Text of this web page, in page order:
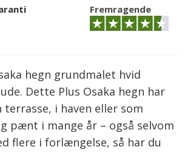
Fremragende
hegn grundmalet hvid
Dette Plus Osaka hegn har
i haven eller som
pænt i mange år – også selvom
flere i forlængelse, så har du